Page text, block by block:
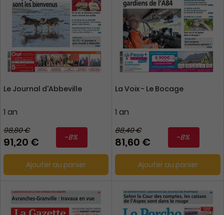
Le Journal d'Abbeville
1 an
98,80 €
91,20 € -8%
Ajouter au panier
La Voix - Le Bocage
1 an
88,40 €
81,60 € -8%
Ajouter au panier